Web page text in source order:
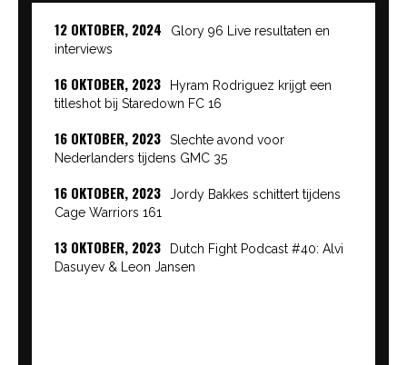
12 OKTOBER, 2024
Glory 96 Live resultaten en
interviews
16 OKTOBER, 2023
Hyram Rodriguez krijgt een
titleshot bij Staredown FC 16
16 OKTOBER, 2023
Slechte avond voor
Nederlanders tijdens GMC 35
16 OKTOBER, 2023
Jordy Bakkes schittert tijdens
Cage Warriors 161
13 OKTOBER, 2023
Dutch Fight Podcast #40: Alvi
Dasuyev & Leon Jansen